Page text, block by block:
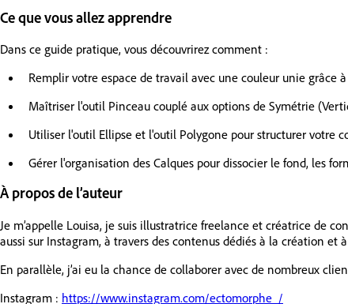
Ce que vous allez apprendre
Dans ce guide pratique, vous découvrirez comment :
Remplir votre espace de travail avec une couleur unie grâce
Maîtriser l'outil Pinceau couplé aux options de Symétrie
Utiliser l'outil Ellipse et l'outil Polygone pour structurer votre
Gérer l'organisation des Calques pour dissocier le fond, les
À propos de l’auteur
Je m’appelle Louisa, je suis illustratrice freelance et créatrice de
aussi sur Instagram, à travers des contenus dédiés à la création et
En parallèle, j’ai eu la chance de collaborer avec de nombreux
Instagram : https://www.instagram.com/ectomorphe_/